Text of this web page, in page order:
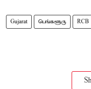
Gujarat பெங்களூரு RCB